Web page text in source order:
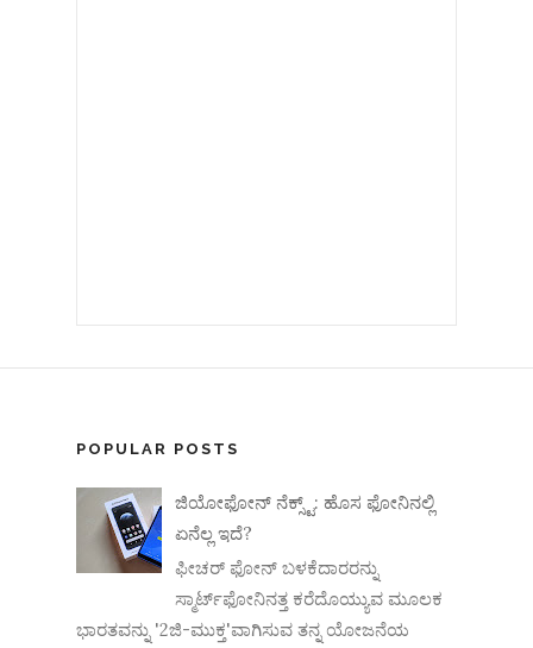
POPULAR POSTS
ಜಿಯೋಫೋನ್ ನೆಕ್ಸ್ಟ್: ಹೊಸ ಫೋನಿನಲ್ಲಿ
ಏನೆಲ್ಲ ಇದೆ?
ಫೀಚರ್ ಫೋನ್ ಬಳಕೆದಾರರನ್ನು
ಸ್ಮಾರ್ಟ್‌ಫೋನಿನತ್ತ ಕರೆದೊಯ್ಯುವ ಮೂಲಕ
ಭಾರತವನ್ನು '2ಜಿ-ಮುಕ್ತ'ವಾಗಿಸುವ ತನ್ನ ಯೋಜನೆಯ